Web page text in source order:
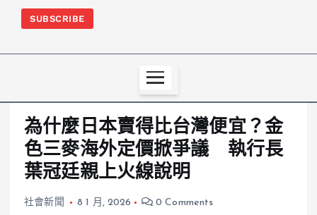
SUBSCRIBE
為什麼日本賣得比台灣便宜？金
色三麥海外定價掀爭議 執行長
葉冠廷親上火線說明
社會新聞 8 1 月, 2026 0 Comments